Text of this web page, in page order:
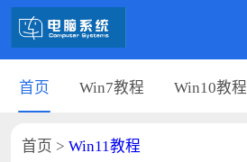
首页 Win7教程 Win10教程
首页 > Win11教程